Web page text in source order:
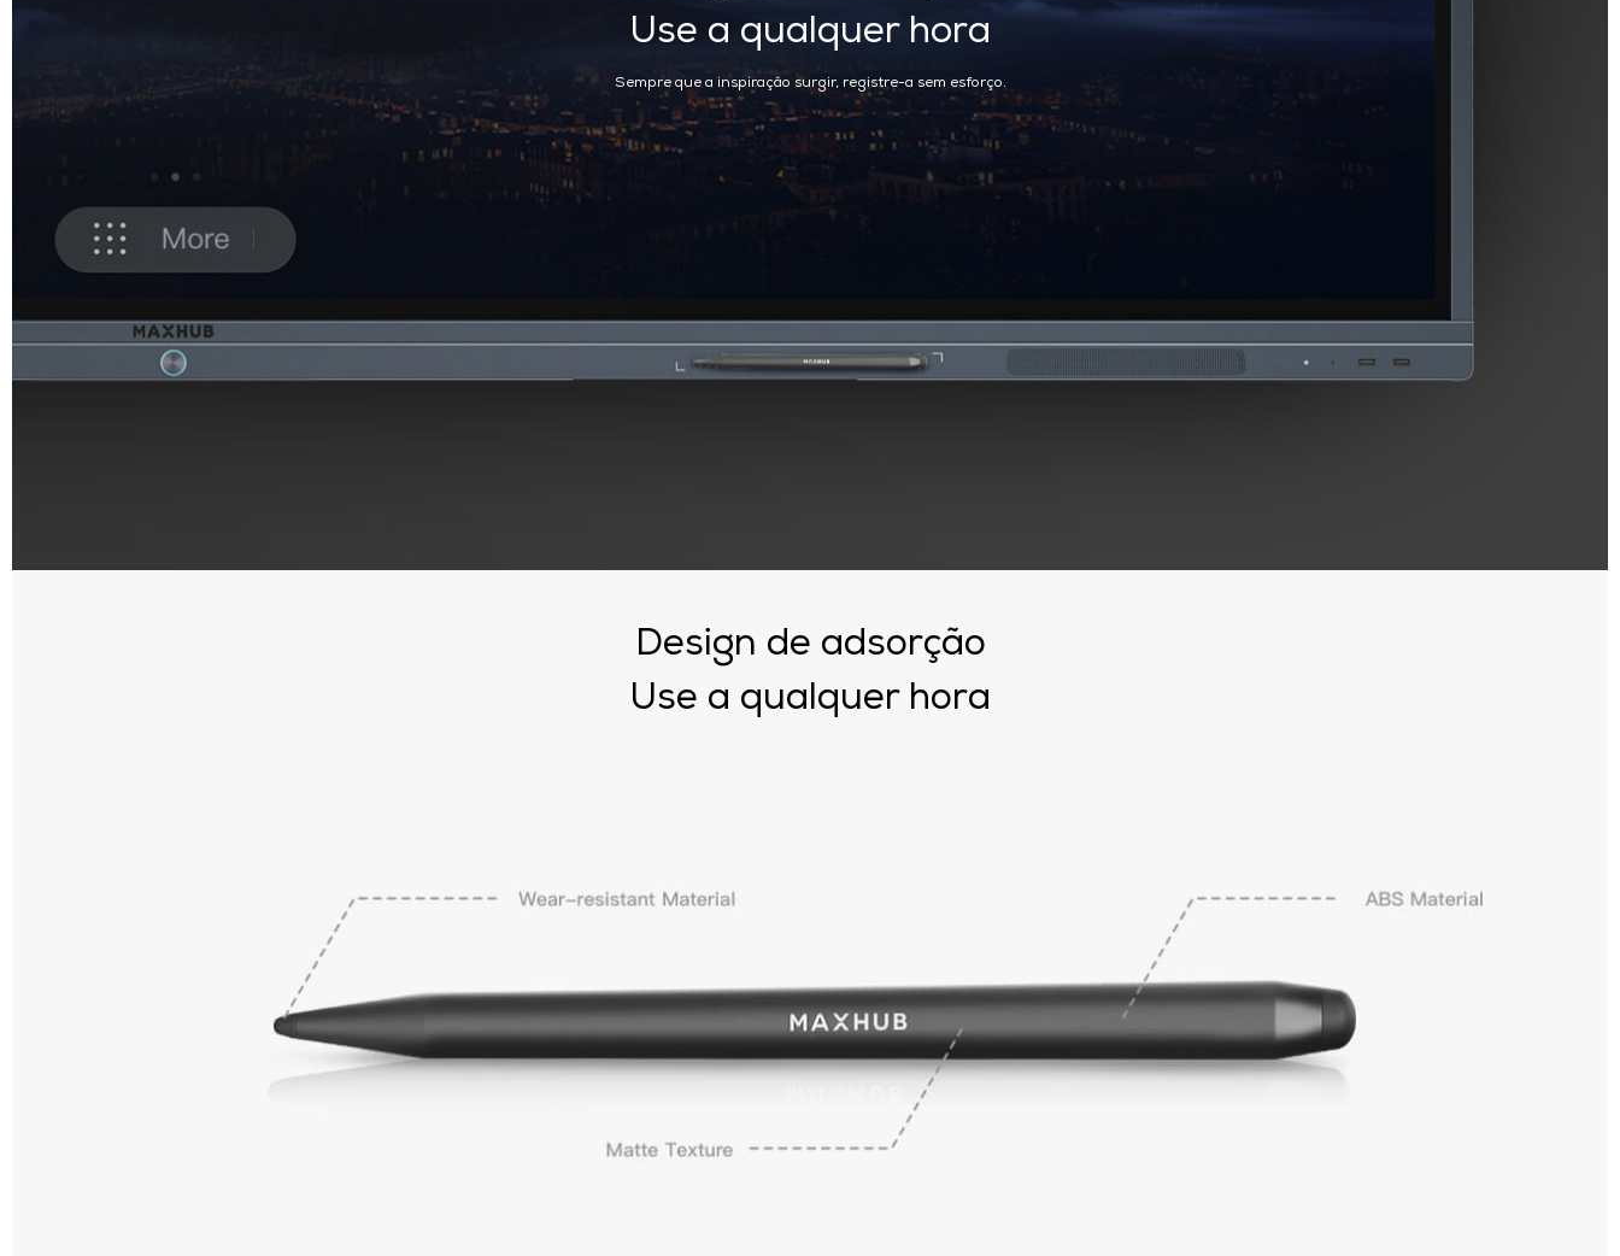
Use a qualquer hora
Sempre que a inspiração surgir, registre-a sem esforço.
Design de adsorção
Use a qualquer hora